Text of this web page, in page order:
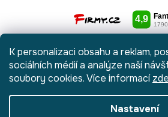
K personalizaci obsahu a reklam,
sociálních médií a analýze naší
soubory cookies. Více informacízde
Nastavení